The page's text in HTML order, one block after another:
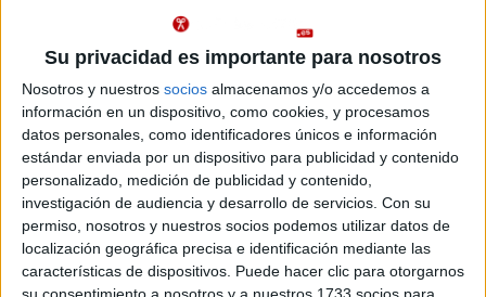
Su privacidad es importante para nosotros
Nosotros y nuestros socios almacenamos y/o accedemos a
información en un dispositivo, como cookies, y procesamos
datos personales, como identificadores únicos e información
estándar enviada por un dispositivo para publicidad y contenido
personalizado, medición de publicidad y contenido,
investigación de audiencia y desarrollo de servicios. Con su
permiso, nosotros y nuestros socios podemos utilizar datos de
localización geográfica precisa e identificación mediante las
características de dispositivos. Puede hacer clic para otorgarnos
su consentimiento a nosotros y a nuestros 1733 socios para
Pídeles información ¡GRATIS!
Castellón
Presencial
Nota de corte
No aplica
enseñanza:
Castellano
Grado en Educación Primaria
Universidad CEU Cardenal Herrera
Universidad Privada
Web de la facultad: https://www.uchceu.es/
Duración:4,0 años
Precio del primer curso:6.235 €
Pídeles información ¡GRATIS!
Castellón
Presencial
Doble Grado en Ciencias de la Actividad Física y del Deporte
+ Educación Primaria